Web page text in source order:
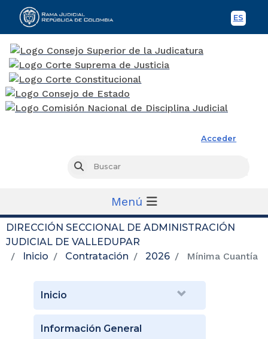
ES
Acceder
Buscar
Menú
DIRECCIÓN SECCIONAL DE ADMINISTRACIÓN
JUDICIAL DE VALLEDUPAR
Inicio
Contratación 2026 Mínima Cuantía
Inicio
Información General